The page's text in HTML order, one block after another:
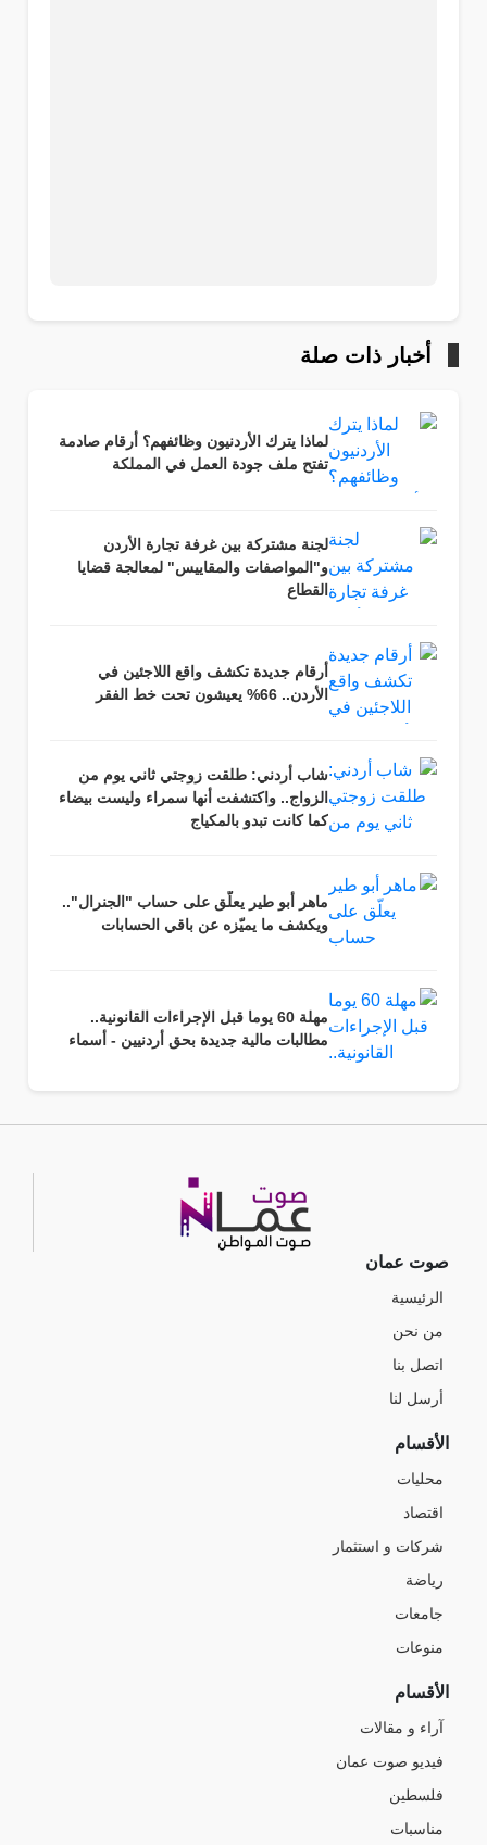
أخبار ذات صلة
لماذا يترك الأردنيون وظائفهم؟ أرقام صادمة
تفتح ملف جودة العمل في المملكة
لجنة مشتركة بين غرفة تجارة الأردن
و"المواصفات والمقاييس" لمعالجة قضايا
القطاع
أرقام جديدة تكشف واقع اللاجئين في
الأردن.. 66% يعيشون تحت خط الفقر
شاب أردني: طلقت زوجتي ثاني يوم من
الزواج.. واكتشفت أنها سمراء وليست بيضاء
كما كانت تبدو بالمكياج
ماهر أبو طير يعلّق على حساب "الجنرال"..
ويكشف ما يميّزه عن باقي الحسابات
مهلة 60 يوما قبل الإجراءات القانونية..
مطالبات مالية جديدة بحق أردنيين - أسماء
صوت عمان
الرئيسية
من نحن
اتصل بنا
أرسل لنا
الأقسام
محليات
اقتصاد
شركات و استثمار
رياضة
جامعات
منوعات
الأقسام
آراء و مقالات
فيديو صوت عمان
فلسطين
مناسبات